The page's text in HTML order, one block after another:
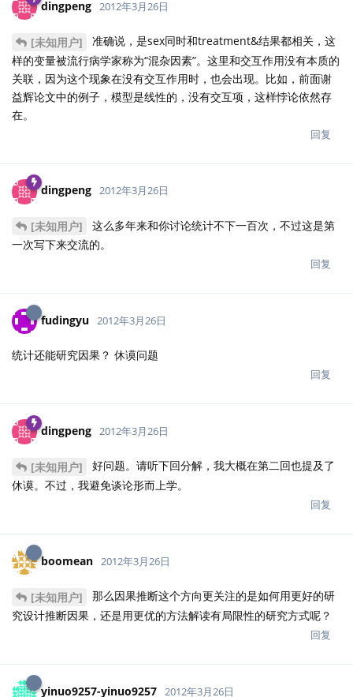
dingpeng 2012年3月26日
[未知用户]
准确说，是sex同时和treatment&结果都相关，这
样的变量被流行病学家称为“混杂因素”。这里和交互作用没有本质的
关联，因为这个现象在没有交互作用时，也会出现。比如，前面谢
益辉论文中的例子，模型是线性的，没有交互项，这样悖论依然存
在。
回复
dingpeng 2012年3月26日
[未知用户]
这么多年来和你讨论统计不下一百次，不过这是第
一次写下来交流的。
回复
fudingyu 2012年3月26日
统计还能研究因果？ 休谟问题
回复
dingpeng 2012年3月26日
[未知用户]
好问题。请听下回分解，我大概在第二回也提及了
休谟。不过，我避免谈论形而上学。
回复
boomean 2012年3月26日
[未知用户]
那么因果推断这个方向更关注的是如何用更好的研
究设计推断因果，还是用更优的方法解读有局限性的研究方式呢？
回复
yinuo9257-yinuo9257 2012年3月26日